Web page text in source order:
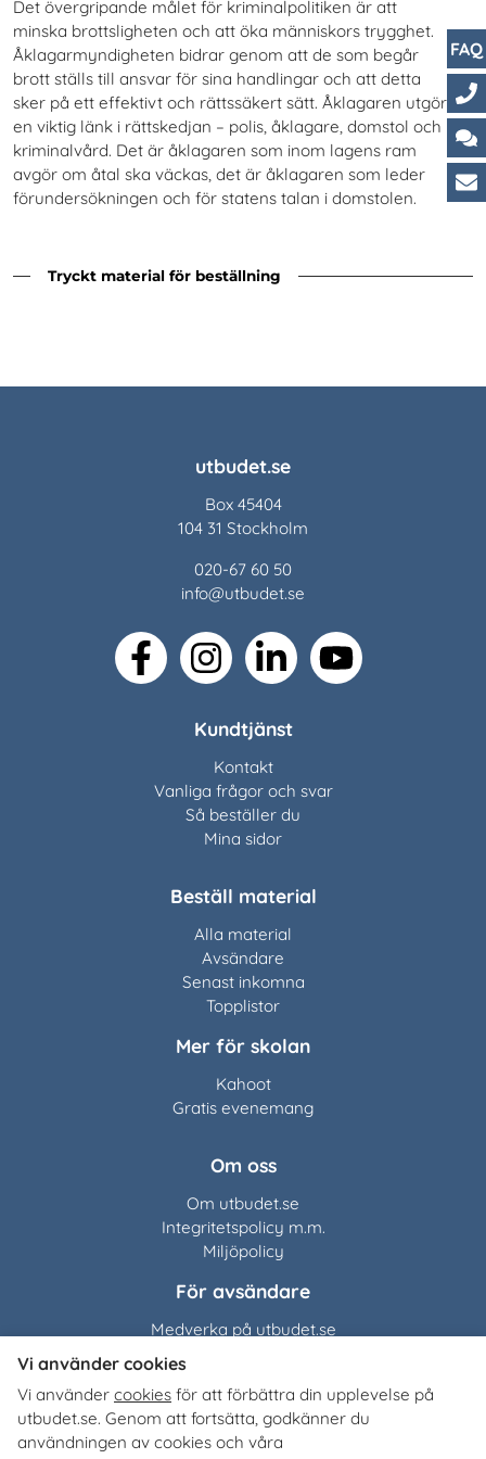
Det övergripande målet för kriminalpolitiken är att
minska brottsligheten och att öka människors trygghet.
Åklagarmyndigheten bidrar genom att de som begår
brott ställs till ansvar för sina handlingar och att detta
sker på ett effektivt och rättssäkert sätt. Åklagaren utgör
en viktig länk i rättskedjan – polis, åklagare, domstol och
kriminalvård. Det är åklagaren som inom lagens ram
avgör om åtal ska väckas, det är åklagaren som leder
förundersökningen och för statens talan i domstolen.
Tryckt material för beställning
utbudet.se
Box 45404
104 31 Stockholm
020-67 60 50
info@utbudet.se
facebookinstagramlinkedin youtube
Kundtjänst
Kontakt
Vanliga frågor och svar
Så beställer du
Mina sidor
Beställ material
Alla material
Avsändare
Senast inkomna
Topplistor
Mer för skolan
Kahoot
Gratis evenemang
Om oss
Om utbudet.se
Integritetspolicy m.m.
Miljöpolicy
För avsändare
Medverka på utbudet.se
Utbudet.se distribuerar
organisationers, myndigheters och företags egna material
till Sveriges alla skolor, universitet och högskolor. Tjänsten
FAQ
Vi använder cookies
Vi använder cookies för att förbättra din upplevelse på
utbudet.se. Genom att fortsätta, godkänner du
användningen av cookies och våra